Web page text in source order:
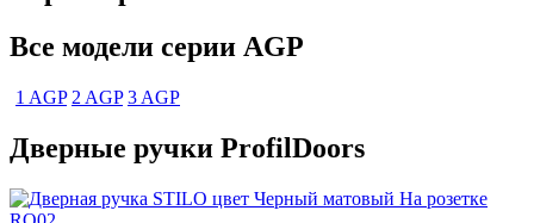
Все модели серии AGP
1 AGP 2 AGP 3 AGP
Дверные ручки ProfilDoors